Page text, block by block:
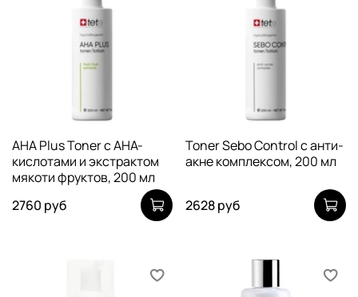
AHA Plus Toner с AHA-
кислотами и экстрактом
мякоти фруктов, 200 мл
2760 руб
Toner Sebo Control c анти-
акне комплексом, 200 мл
2628 руб